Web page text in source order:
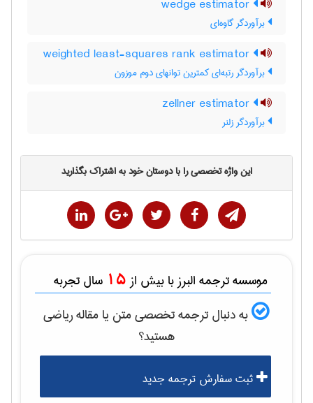
برآوردگر گاوه‌ای
برآوردگر رتبه‌ای کمترین توانهای دوم موزون
برآوردگر زلنر
این واژه تخصصی را با دوستان خود به اشتراک بگذارید
موسسه ترجمه البرز با بیش از 15 سال تجربه
به دنبال ترجمه تخصصی متن یا مقالهرياضی
هستید؟
ثبت سفارش ترجمه جدید